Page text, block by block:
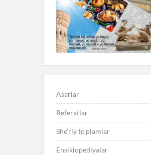
Asarlar
Referatlar
She’riy to’plamlar
Ensiklopediyalar